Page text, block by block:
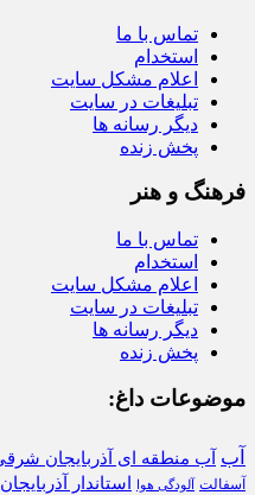
تماس با ما
استخدام
اعلام مشکل سایت
تبلیغات در سایت
دیگر رسانه ها
پخش زنده
فرهنگ و هنر
تماس با ما
استخدام
اعلام مشکل سایت
تبلیغات در سایت
دیگر رسانه ها
پخش زنده
موضوعات داغ:
آب آب منطقه ای آذربایجان
آسفالت آلودگی هوا استاندار